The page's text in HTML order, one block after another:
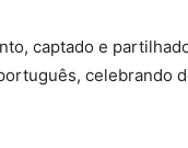
captado e
celebrando